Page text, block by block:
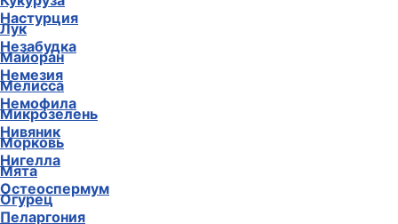
Настурция
Незабудка
Немезия
Немофила
Нивяник
Нигелла
Остеоспермум
Пеларгония
Лук
Майоран
Мелисса
Микрозелень
Морковь
Мята
Огурец